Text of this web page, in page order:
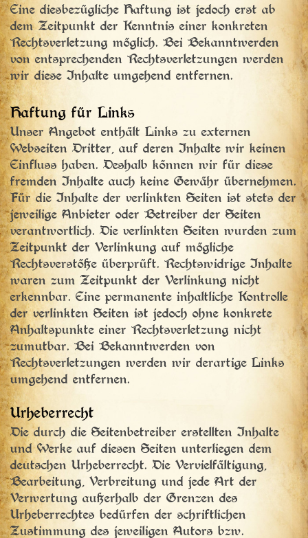
Eine diesbezügliche Haftung ist jedoch erst ab
dem Zeitpunkt der Kenntnis einer konkreten
Rechtsverletzung möglich. Bei Bekanntwerden
von entsprechenden Rechtsverletzungen werden
wir diese Inhalte umgehend entfernen.
Haftung für Links
Unser Angebot enthält Links zu externen
Webseiten Dritter, auf deren Inhalte wir keinen
Einfluss haben. Deshalb können wir für diese
fremden Inhalte auch keine Gewähr übernehmen.
Für die Inhalte der verlinkten Seiten ist stets der
jeweilige Anbieter oder Betreiber der Seiten
verantwortlich. Die verlinkten Seiten wurden zum
Zeitpunkt der Verlinkung auf mögliche
Rechtsverstöße überprüft. Rechtswidrige Inhalte
waren zum Zeitpunkt der Verlinkung nicht
erkennbar. Eine permanente inhaltliche Kontrolle
der verlinkten Seiten ist jedoch ohne konkrete
Anhaltspunkte einer Rechtsverletzung nicht
zumutbar. Bei Bekanntwerden von
Rechtsverletzungen werden wir derartige Links
umgehend entfernen.
Urheberrecht
Die durch die Seitenbetreiber erstellten Inhalte
und Werke auf diesen Seiten unterliegen dem
deutschen Urheberrecht. Die Vervielfältigung,
Bearbeitung, Verbreitung und jede Art der
Verwertung außerhalb der Grenzen des
Urheberrechtes bedürfen der schriftlichen
Zustimmung des jeweiligen Autors bzw.